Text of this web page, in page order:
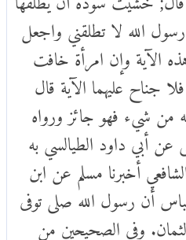
الله لا تطلقني واجعل
الآية وإن امرأة خافت
جناح عليهما الآية قال
من شيء فهو جائز ورواه
عن أبي داود الطيالسي به
أخبرنا مسلم عن ابن
أن رسول الله صلى توفى
وفي الصحيحين من